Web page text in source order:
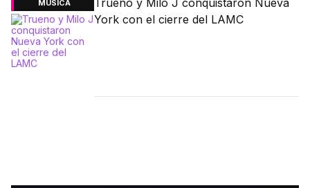
MÚSICA
York con el cierre del LAMC